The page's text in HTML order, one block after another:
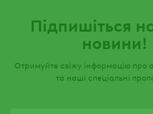
Підпишіться
новини!
Отримуйте свіжу інформацію про
та наші спеціальні